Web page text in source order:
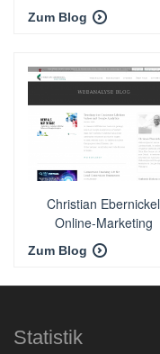
Zum Blog
Christian Ebernickel
Online-Marketing
Zum Blog
Statistik